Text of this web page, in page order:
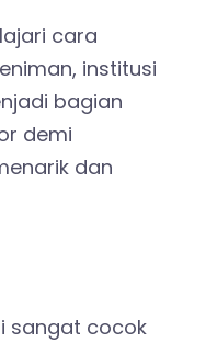
cara
institusi
bagian
demi
dan
sangat cocok